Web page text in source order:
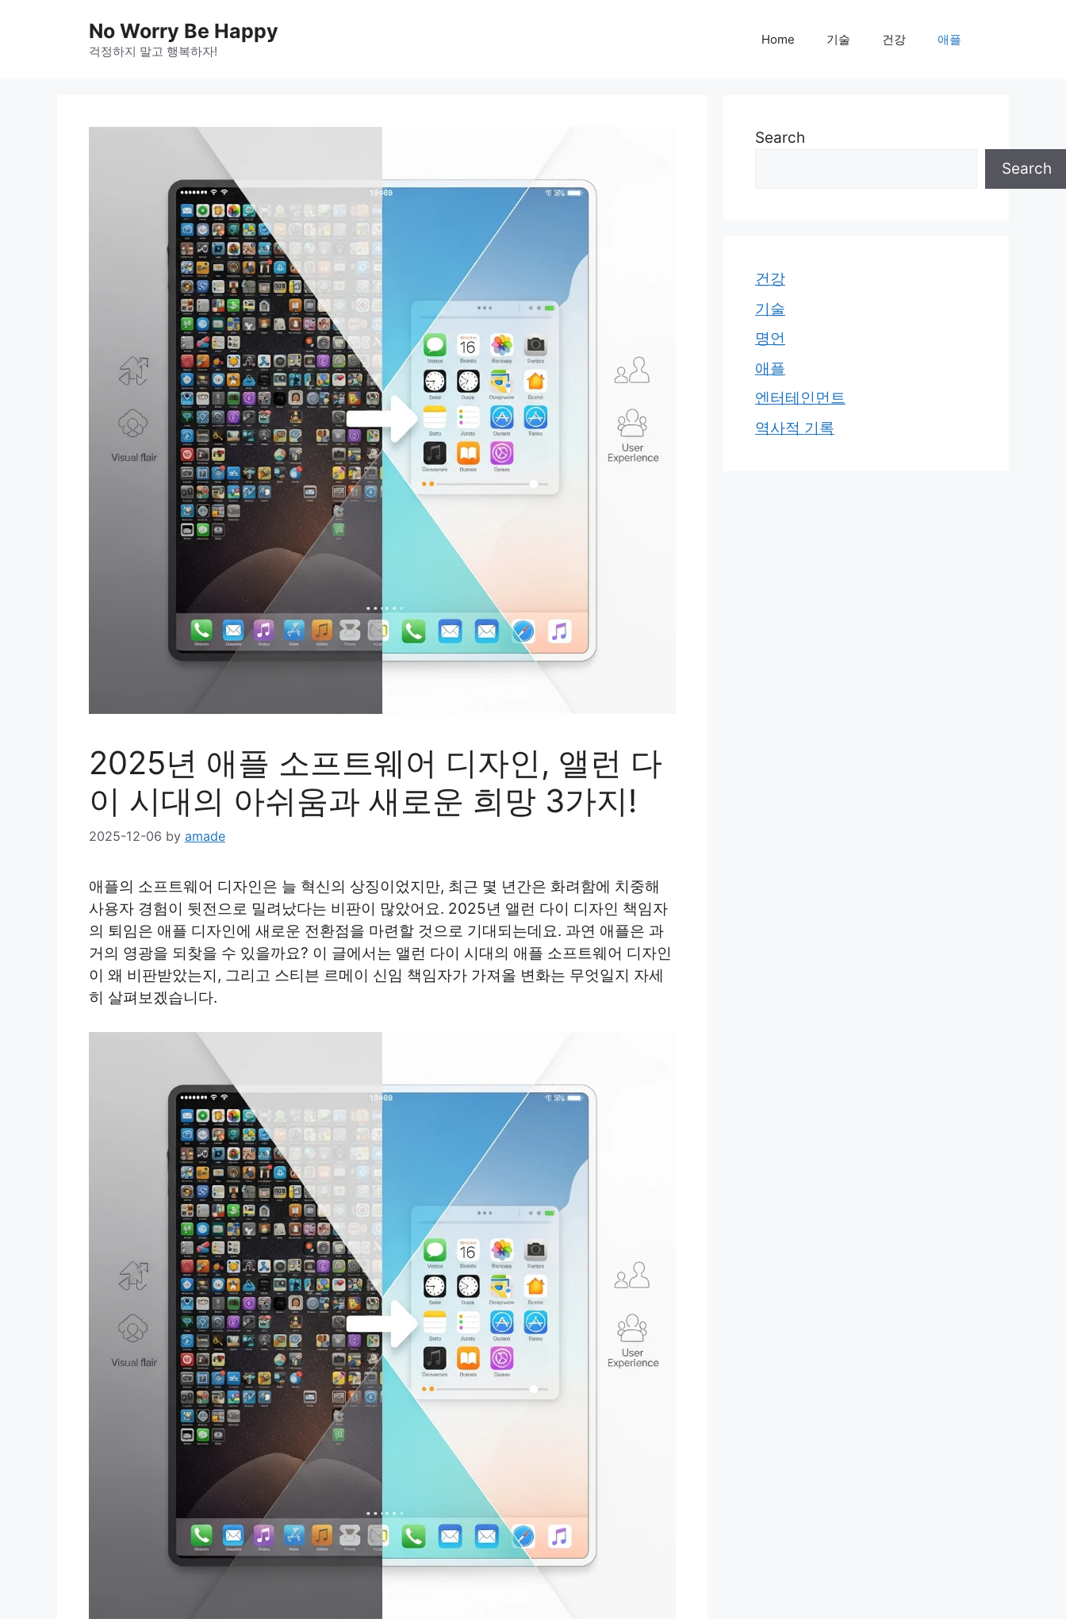
No Worry Be Happy
걱정하지 말고 행복하자!
Home 기술 건강 애플
2025년 애플 소프트웨어 디자인, 앨런 다
이 시대의 아쉬움과 새로운 희망 3가지!
2025-12-06 by amade
애플의 소프트웨어 디자인은 늘 혁신의 상징이었지만, 최근 몇 년간은 화려함에 치중해
사용자 경험이 뒷전으로 밀려났다는 비판이 많았어요. 2025년 앨런 다이 디자인 책임자
의 퇴임은 애플 디자인에 새로운 전환점을 마련할 것으로 기대되는데요. 과연 애플은 과
거의 영광을 되찾을 수 있을까요? 이 글에서는 앨런 다이 시대의 애플 소프트웨어 디자인
이 왜 비판받았는지, 그리고 스티븐 르메이 신임 책임자가 가져올 변화는 무엇일지 자세
히 살펴보겠습니다.
Search
Search
건강
기술
명언
애플
엔터테인먼트
역사적 기록